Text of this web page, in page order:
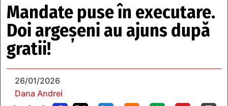
Mandate puse în executare.
Doi argeșeni au ajuns după
gratii!
26/01/2026
Dana Andrei